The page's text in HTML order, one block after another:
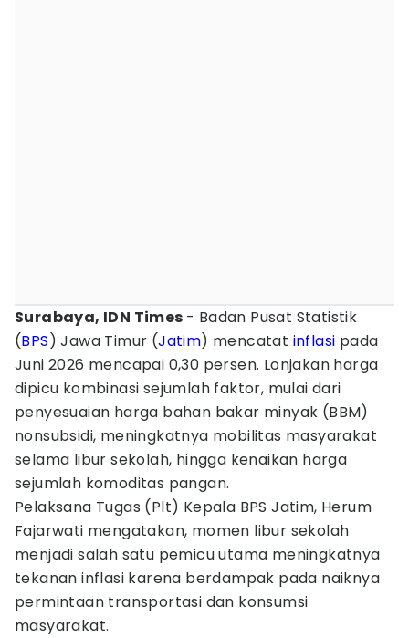
Surabaya, IDN Times - Badan Pusat Statistik
(BPS) Jawa Timur (Jatim) mencatat inflasi pada
Juni 2026 mencapai 0,30 persen. Lonjakan harga
dipicu kombinasi sejumlah faktor, mulai dari
penyesuaian harga bahan bakar minyak (BBM)
nonsubsidi, meningkatnya mobilitas masyarakat
selama libur sekolah, hingga kenaikan harga
sejumlah komoditas pangan.
Pelaksana Tugas (Plt) Kepala BPS Jatim, Herum
Fajarwati mengatakan, momen libur sekolah
menjadi salah satu pemicu utama meningkatnya
tekanan inflasi karena berdampak pada naiknya
permintaan transportasi dan konsumsi
masyarakat.